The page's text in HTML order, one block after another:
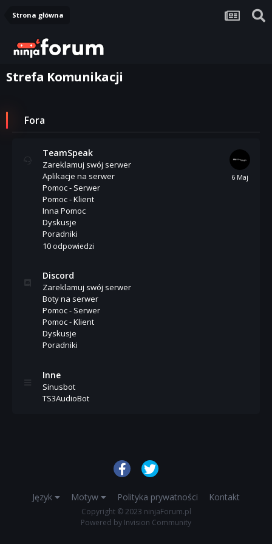
Strona główna
Strefa Komunikacji
Fora
TeamSpeak
Zareklamuj swój serwer
Aplikacje na serwer
Pomoc - Serwer
Pomoc - Klient
Inna Pomoc
Dyskusje
Poradniki
10 odpowiedzi
Discord
Zareklamuj swój serwer
Boty na serwer
Pomoc - Serwer
Pomoc - Klient
Dyskusje
Poradniki
Inne
Sinusbot
TS3AudioBot
Język Motyw Polityka prywatności Kontakt
Copyright © 2023 ninjaForum.pl
Powered by Invision Community